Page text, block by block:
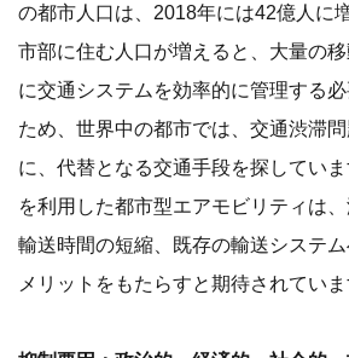
の都市人口は、2018年には42億人に
市部に住む人口が増えると、大量の
に交通システムを効率的に管理する
ため、世界中の都市では、交通渋滞
に、代替となる交通手段を探してい
を利用した都市型エアモビリティは、
輸送時間の短縮、既存の輸送システ
メリットをもたらすと期待されていま